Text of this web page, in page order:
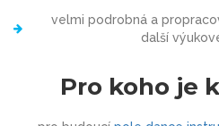
velmi podrobná a
další
Pro koho je